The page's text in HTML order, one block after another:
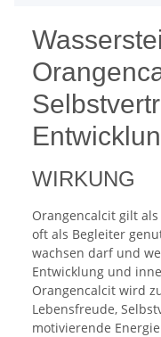
WIRKUNG
Orangencalcit gilt
oft als Begleiter
wachsen darf und
Entwicklung und
Orangencalcit wird
Lebensfreude,
motivierende